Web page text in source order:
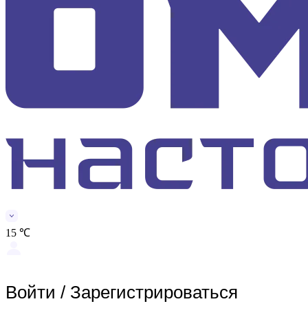
15 ℃
Войти / Зарегистрироваться